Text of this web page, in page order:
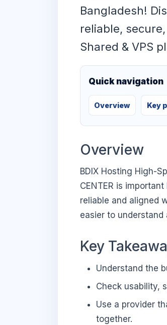
Bangladesh!
reliable,
Shared & VPS
Quick navigation
Overview Key
Overview
BDIX Hosting High-
CENTER is
reliable and aligned
easier to
Key
Understand the
Check usability,
Use a provider
together.